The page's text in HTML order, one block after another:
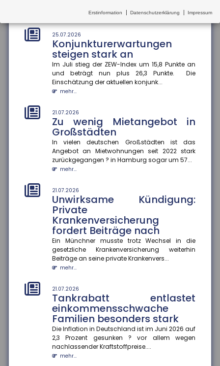
25.07.2026
Konjunkturerwartungen
steigen stark an
Im Juli stieg der ZEW-Index um 15,8 Punkte an
und beträgt nun plus 26,3 Punkte. Die
Einschätzung der aktuellen konjunk...
mehr...
21.07.2026
Zu wenig Mietangebot in
Großstädten
In vielen deutschen Großstädten ist das
Angebot an Mietwohnungen seit 2022 stark
zurückgegangen ? in Hamburg sogar um 57...
mehr...
21.07.2026
Unwirksame Kündigung:
Private
Krankenversicherung
fordert Beiträge nach
Ein Münchner musste trotz Wechsel in die
gesetzliche Krankenversicherung weiterhin
Beiträge an seine private Krankenvers...
mehr...
21.07.2026
Tankrabatt entlastet
einkommensschwache
Familien besonders stark
Die Inflation in Deutschland ist im Juni 2026 auf
2,3 Prozent gesunken ? vor allem wegen
nachlassender Kraftstoffpreise....
mehr...
Erstinformation Datenschutzerklärung Impressum
Internationaler
Informationsaustausch soll
Steuerhinterziehung
bekämpfen
Die Bundesregierung will den automatischen
Informationsaustausch über digitale
Plattformeinkünfte auf Drittstaaten auswe...
mehr...
Angehörigenpflege im Alter
kann Rentenansprüche
mindern
Wer im späten Erwerbsleben Angehörige pflegt,
riskiert später geringere Rentenansprüche ?
besonders, wenn keine zusätzli...
mehr...
21.07.2026
Genetische Veranlagung
beeinflusst langfristigen Nutzen
von Bildung
Bildung wirkt nicht bei allen gleich. Eine aktuelle
Studie der FernUniversität Hagen zeigt, dass der
Nutzen zusätzliche...
mehr...
Jeder zweite Haushalt nur
mangelhaft abgesichert
Eine aktuelle Studie des Gesamtverbands der
Deutschen Versicherer (GDV) offenbart: In mehr als
20 Millionen Haushalten m...
mehr...
18.07.2026